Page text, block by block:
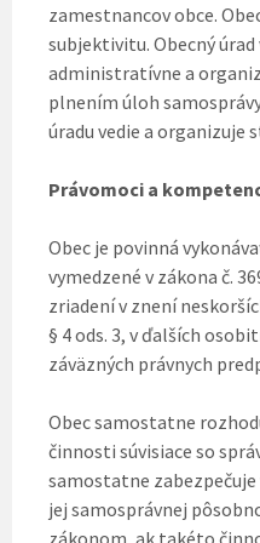
zamestnancov obce.
subjektivitu. Obecný
administratívne a
plnením úloh
úradu vedie a organizuje
Právomoci a
Obec je povinná
vymedzené v zákona č.
zriadení v znení
§ 4 ods. 3, v ďalších
záväzných právnych
Obec samostatne
činnosti súvisiace so
samostatne
jej samosprávnej